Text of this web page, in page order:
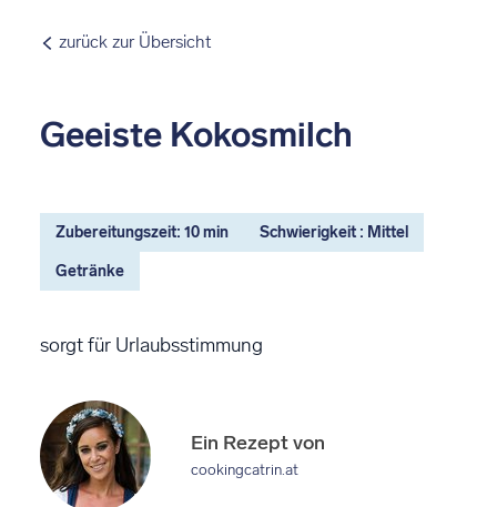
zurück zur Übersicht
Geeiste Kokosmilch
Zubereitungszeit: 10 min Schwierigkeit : Mittel
Getränke
sorgt für Urlaubsstimmung
Ein Rezept von
cookingcatrin.at